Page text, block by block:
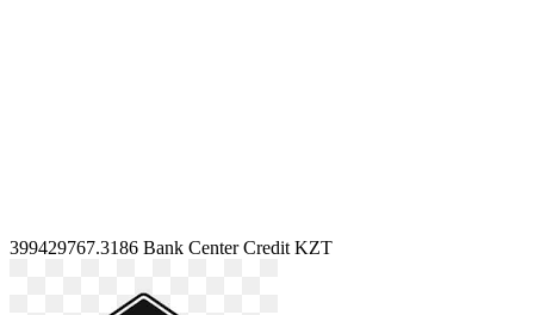
399429767.3186 Bank Center Credit KZT